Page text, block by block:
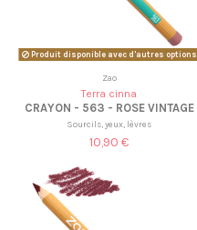
Produit disponible avec d'autres options
Zao
Terra cinna
CRAYON - 563 - ROSE VINTAGE
Sourcils, yeux, lèvres
10,90 €